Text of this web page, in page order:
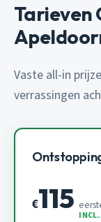
Tarieven
Vaste all-in
verrassingen
€115